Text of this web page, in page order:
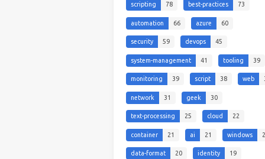
scripting 78 best-practices 73
automation 66 azure 60
security 59 devops 45
system-management 41 tooling 39
monitoring 39 script 38 web
network 31 geek 30
text-processing 25 cloud 22
container 21 ai 21 windows
data-format 20 identity 19